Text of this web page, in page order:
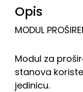
Opis
MODUL
Modul za
stanova
jedinicu.